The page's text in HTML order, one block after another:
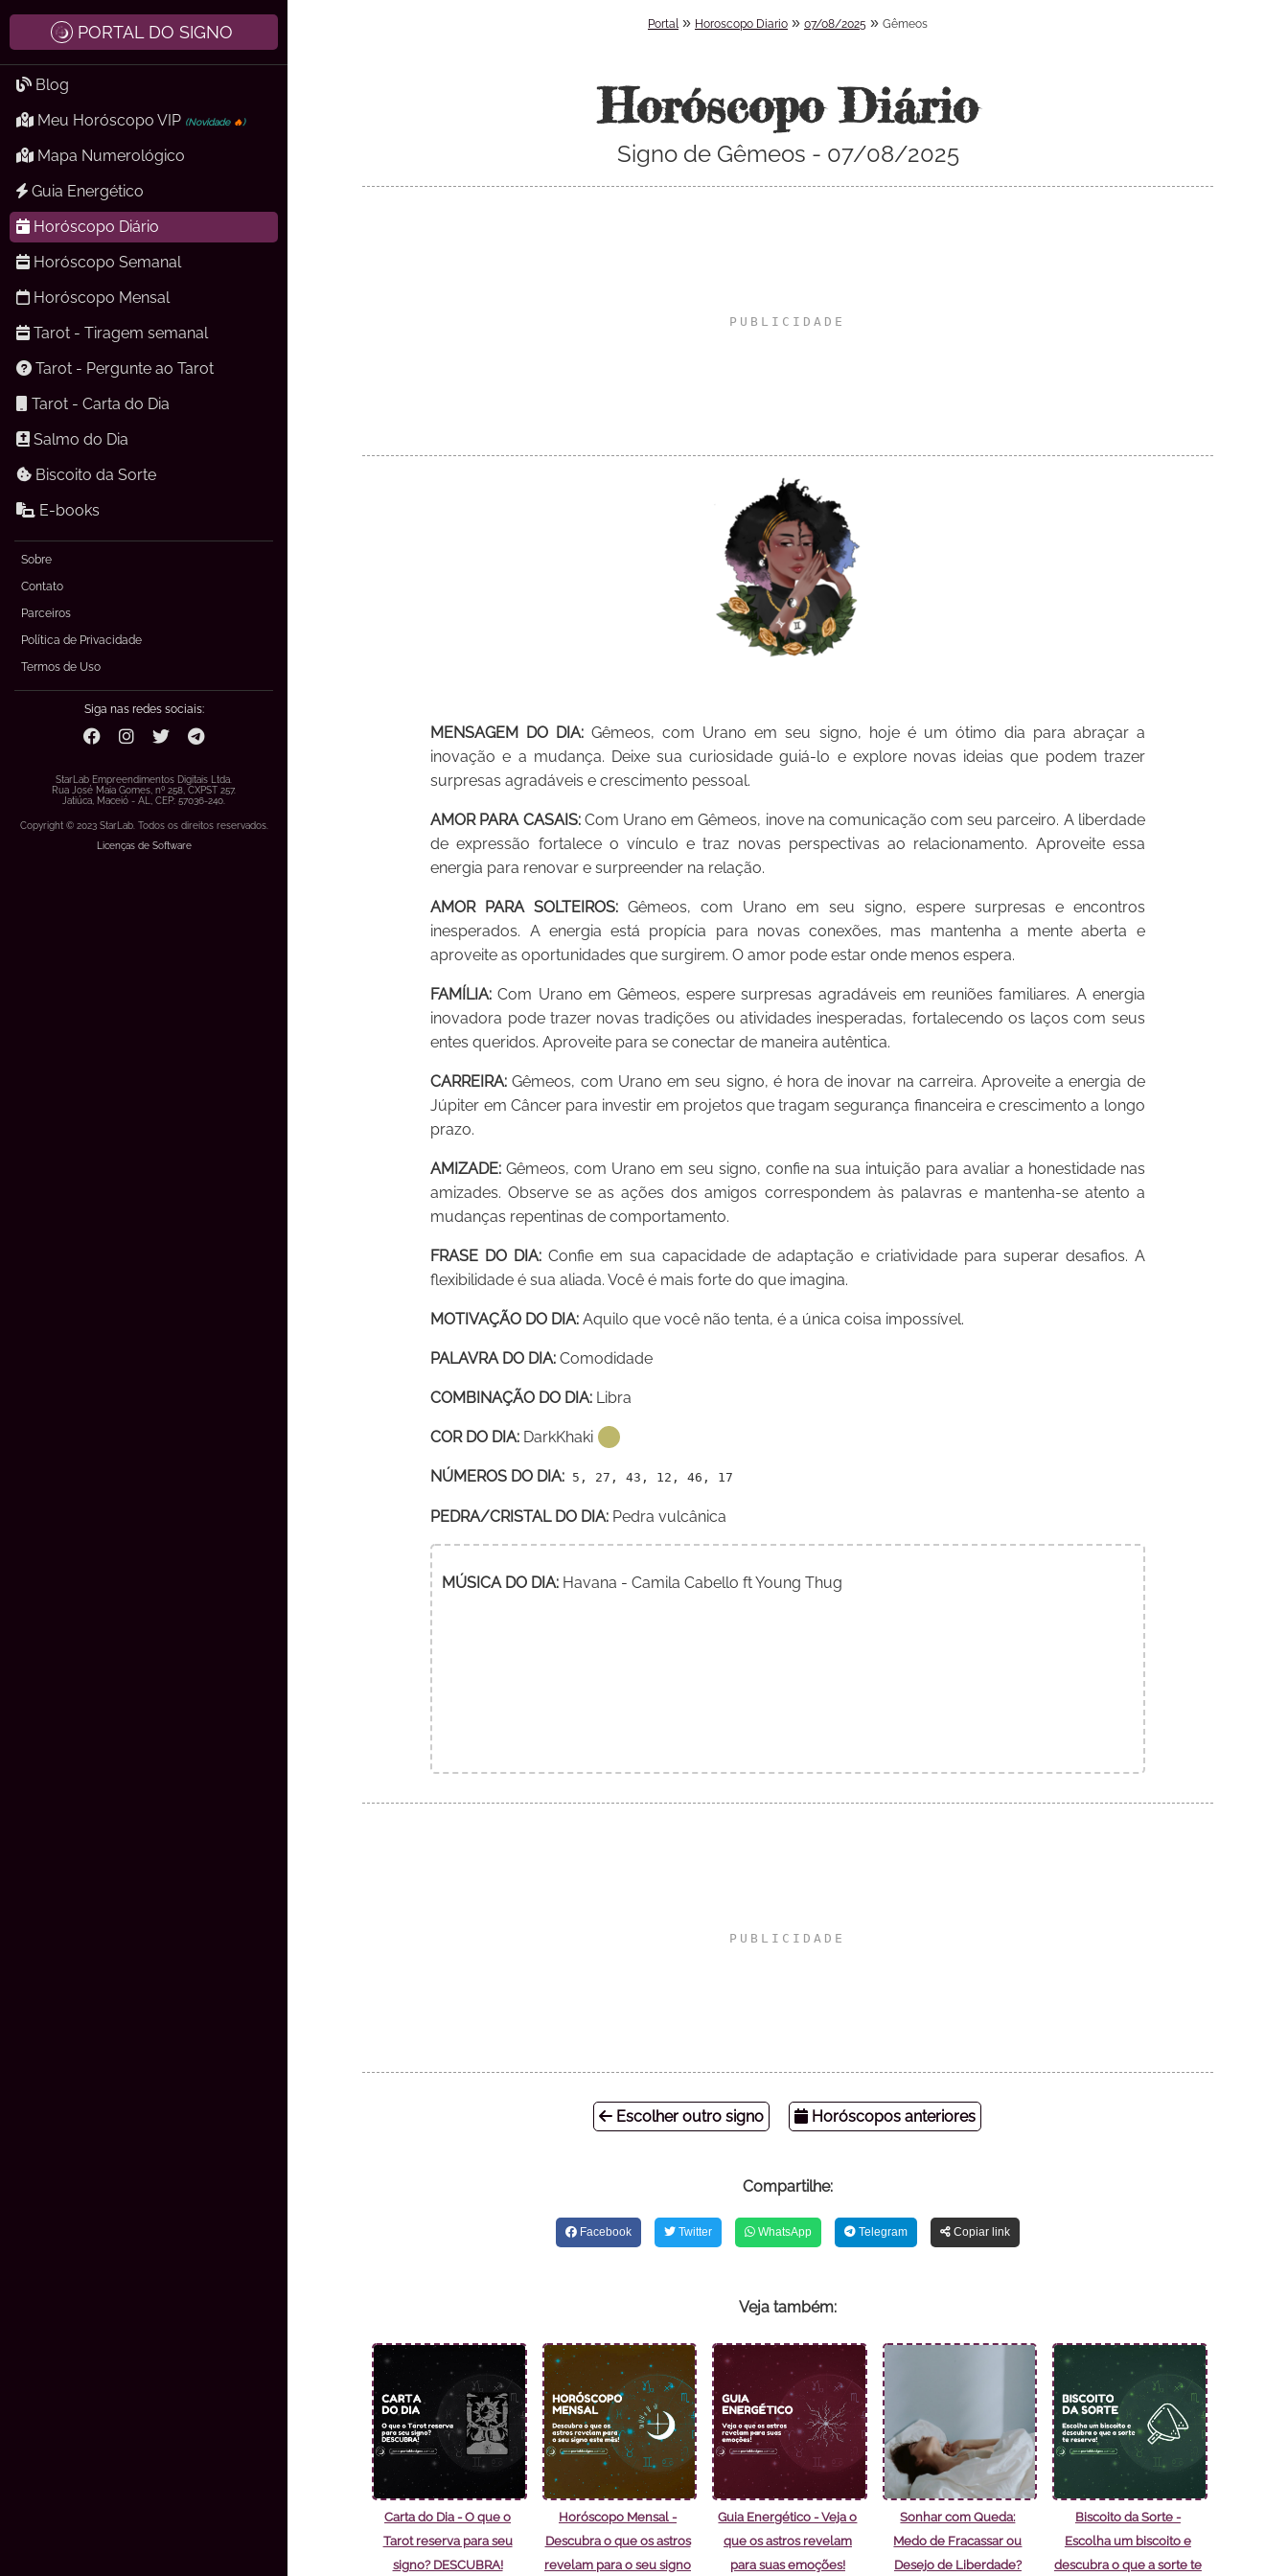
PORTAL DO SIGNO
Blog
Meu Horóscopo VIP (Novidade 🔥)
Mapa Numerológico
Guia Energético
Horóscopo Diário
Horóscopo Semanal
Horóscopo Mensal
Tarot - Tiragem semanal
Tarot - Pergunte ao Tarot
Tarot - Carta do Dia
Salmo do Dia
Biscoito da Sorte
E-books
Sobre
Contato
Parceiros
Política de Privacidade
Termos de Uso
Siga nas redes sociais:
StarLab Empreendimentos Digitais Ltda.
Rua José Maia Gomes, nº 258, CXPST 257.
Jatiúca, Maceió - AL, CEP: 57036-240.
Copyright © 2023 StarLab. Todos os direitos reservados.
Licenças de Software
Portal » Horoscopo Diario » 07/08/2025 » Gêmeos
Horóscopo Diário
Signo de Gêmeos - 07/08/2025
MENSAGEM DO DIA: Gêmeos, com Urano em seu signo, hoje é um ótimo dia para abraçar a
inovação e a mudança. Deixe sua curiosidade guiá-lo e explore novas ideias que podem trazer
surpresas agradáveis e crescimento pessoal.
AMOR PARA CASAIS:Com Urano em Gêmeos, inove na comunicação com seu parceiro. A liberdade
de expressão fortalece o vínculo e traz novas perspectivas ao relacionamento. Aproveite essa
energia para renovar e surpreender na relação.
AMOR PARA SOLTEIROS: Gêmeos, com Urano em seu signo, espere surpresas e encontros
inesperados. A energia está propícia para novas conexões, mas mantenha a mente aberta e
aproveite as oportunidades que surgirem. O amor pode estar onde menos espera.
FAMÍLIA: Com Urano em Gêmeos, espere surpresas agradáveis em reuniões familiares. A energia
inovadora pode trazer novas tradições ou atividades inesperadas, fortalecendo os laços com seus
entes queridos. Aproveite para se conectar de maneira autêntica.
CARREIRA: Gêmeos, com Urano em seu signo, é hora de inovar na carreira. Aproveite a energia de
Júpiter em Câncer para investir em projetos que tragam segurança financeira e crescimento a longo
prazo.
AMIZADE: Gêmeos, com Urano em seu signo, confie na sua intuição para avaliar a honestidade nas
amizades. Observe se as ações dos amigos correspondem às palavras e mantenha-se atento a
mudanças repentinas de comportamento.
FRASE DO DIA: Confie em sua capacidade de adaptação e criatividade para superar desafios. A
flexibilidade é sua aliada. Você é mais forte do que imagina.
MOTIVAÇÃO DO DIA: Aquilo que você não tenta, é a única coisa impossível.
PALAVRA DO DIA: Comodidade
COMBINAÇÃO DO DIA: Libra
COR DO DIA: DarkKhaki
NÚMEROS DO DIA: 5, 27, 43, 12, 46, 17
PEDRA/CRISTAL DO DIA: Pedra vulcânica
MÚSICA DO DIA: Havana - Camila Cabello ft Young Thug
Escolher outro signo Horóscopos anteriores
Compartilhe:
Facebook Twitter WhatsApp Telegram Copiar link
Veja também:
Carta do Dia - O que o
Tarot reserva para seu
signo? DESCUBRA!
Horóscopo Mensal -
Descubra o que os astros
revelam para o seu signo
Guia Energético - Veja o
que os astros revelam
para suas emoções!
Sonhar com Queda:
Medo de Fracassar ou
Desejo de Liberdade?
Biscoito da Sorte -
Escolha um biscoito e
descubra o que a sorte te